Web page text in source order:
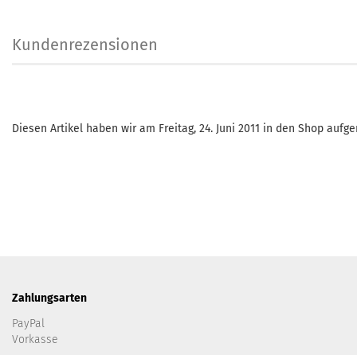
Kundenrezensionen
Diesen Artikel haben wir am Freitag, 24. Juni 2011 in den Shop
Zahlungsarten
PayPal
Vorkasse